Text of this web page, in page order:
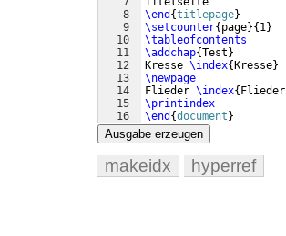
8
9
10
11
12
13
14
15
16
\end {titlepage}
\setcounter{ page}{ 1}
\tableofcontents
\addchap{Test }
Kresse \index{ Kresse}
\newpage
Flieder \index{ Flieder
\printindex
\end {document }
Ausgabe erzeugen
makeidx hyperref